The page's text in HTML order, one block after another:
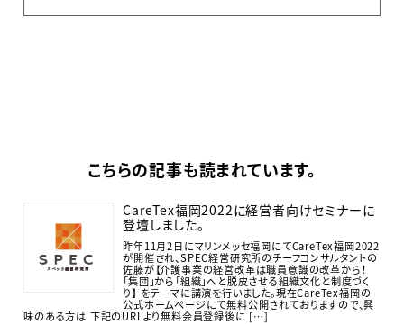
こちらの記事も読まれています。
CareTex福岡2022に経営者向けセミナーに
登壇しました。
昨年11月2日にマリンメッセ福岡にてCareTex福岡2022
が開催され、SPEC経営研究所のチーフコンサルタントの
佐藤が【介護事業の経営改革は職員意識の改革から！
「集団」から「組織」へと脱皮させる組織文化と制度づく
り】 をテーマに講演を行いました。現在CareTex福岡の
公式ホームページにて無料公開されておりますので、興
味のある方は 下記のURLより無料会員登録後に […]